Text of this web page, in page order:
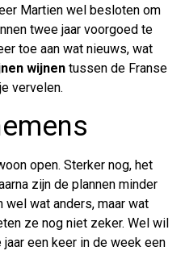
Martien wel besloten om
twee jaar voorgoed te
toe aan wat nieuws, wat
wijnen tussen de Franse
vervelen.
open. Sterker nog, het
zijn de plannen minder
wel wat anders, maar wat
ze nog niet zeker. Wel wil
een keer in de week een